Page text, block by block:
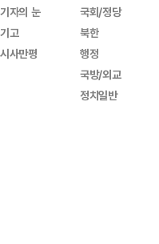
기자의 눈
기고
시사만평
국회/정당
북한
행정
국방/외교
정치일반